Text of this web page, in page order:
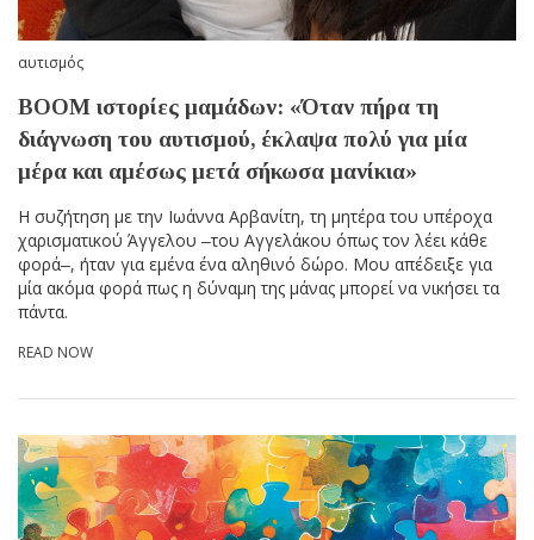
αυτισμός
BOOM ιστορίες μαμάδων: «Όταν πήρα τη
διάγνωση του αυτισμού, έκλαψα πολύ για μία
μέρα και αμέσως μετά σήκωσα μανίκια»
Η συζήτηση με την Ιωάννα Αρβανίτη, τη μητέρα του υπέροχα
χαρισματικού Άγγελου ‒του Αγγελάκου όπως τον λέει κάθε
φορά‒, ήταν για εμένα ένα αληθινό δώρο. Μου απέδειξε για
μία ακόμα φορά πως η δύναμη της μάνας μπορεί να νικήσει τα
πάντα.
READ NOW